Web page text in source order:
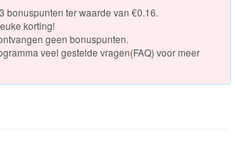
bonuspunten ter waarde van €0.16.
korting!
geen bonuspunten.
veel gestelde vragen(FAQ) voor meer